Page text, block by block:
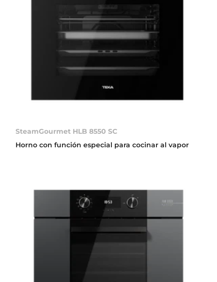
SteamGourmet HLB 8550 SC
Horno con función especial para cocinar al vapor